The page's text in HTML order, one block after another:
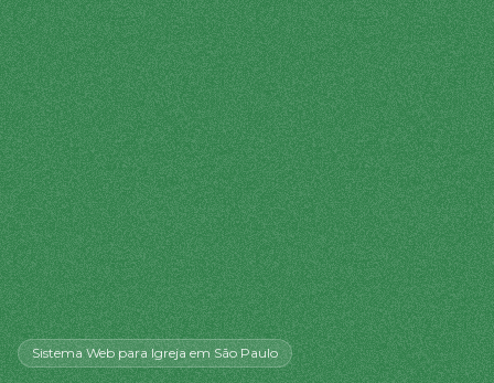
Sistema Webpara Igrejaem São Paulo